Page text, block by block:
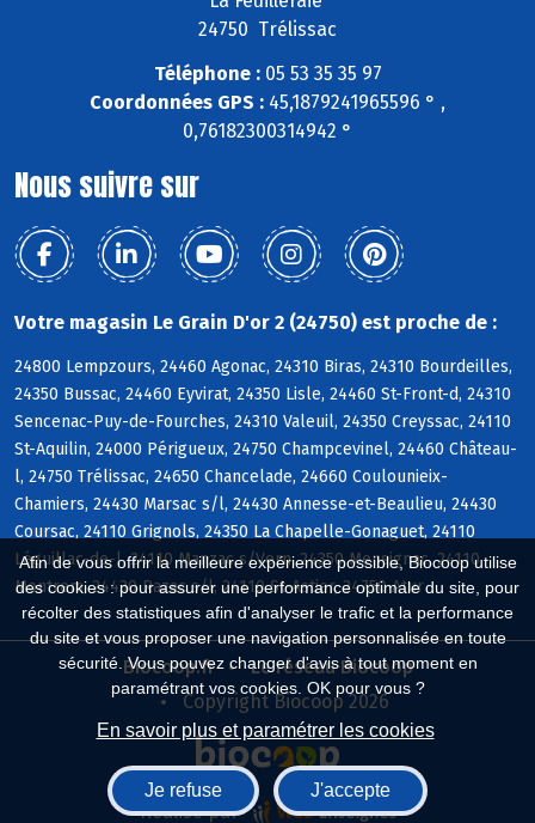
Afin de vous offrir la meilleure expérience possible, Biocoop utilise
des cookies : pour assurer une performance optimale du site, pour
récolter des statistiques afin d'analyser le trafic et la performance
du site et vous proposer une navigation personnalisée en toute
sécurité. Vous pouvez changer d'avis à tout moment en
paramétrant vos cookies. OK pour vous ?
En savoir plus et paramétrer les cookies
Je refuse J'accepte
24750 Trélissac
Téléphone :05 53 35 35 97
Coordonnées GPS : 45,1879241965596 ° ,
0,76182300314942 °
Nous suivre sur
Votre magasin Le Grain D'or 2 (24750) est proche de :
24800 Lempzours, 24460 Agonac, 24310 Biras, 24310 Bourdeilles,
24350 Bussac, 24460 Eyvirat, 24350 Lisle, 24460 St-Front-d, 24310
Sencenac-Puy-de-Fourches, 24310 Valeuil, 24350 Creyssac, 24110
St-Aquilin, 24000 Périgueux, 24750 Champcevinel, 24460 Château-
l, 24750 Trélissac, 24650 Chancelade, 24660 Coulounieix-
Chamiers, 24430 Marsac s/l, 24430 Annesse-et-Beaulieu, 24430
Coursac, 24110 Grignols, 24350 La Chapelle-Gonaguet, 24110
Léguillac-de-l, 24110 Manzac s/Vern, 24350 Mensignac, 24110
Montrem, 24430 Razac s/l, 24110 St-Astier, 24750 Atur
Biocoop.fr
Le réseau Biocoop
Copyright Biocoop 2026
Réalisé par